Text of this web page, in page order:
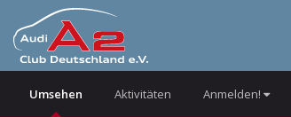
Umsehen Aktivitäten Anmelden!